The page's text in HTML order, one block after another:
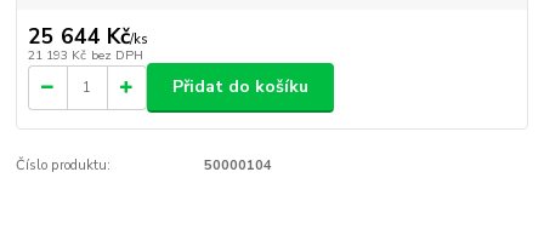
25 644 Kč/ks
21 193 Kč bez DPH
Přidat do košíku
Číslo produktu: 50000104